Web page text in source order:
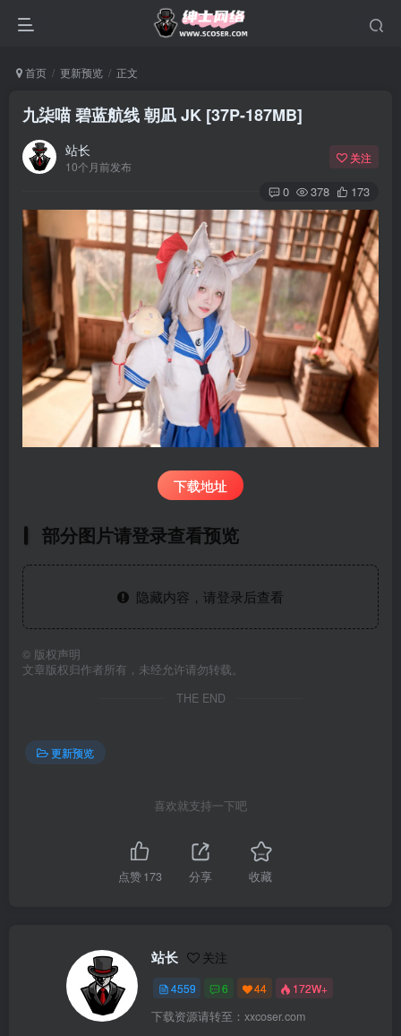
首页 更新预览 正文
九柒喵 碧蓝航线 朝凪 JK [37P-187MB]
站长
10个月前发布
关注
0 378 173
下载地址
部分图片请登录查看预览
隐藏内容，请登录后查看
© 版权声明
文章版权归作者所有，未经允许请勿转载。
THE END
更新预览
喜欢就支持一下吧
点赞173 分享 收藏
站长 关注
4559 6 44 172W+
下载资源请转至：xxcoser.com